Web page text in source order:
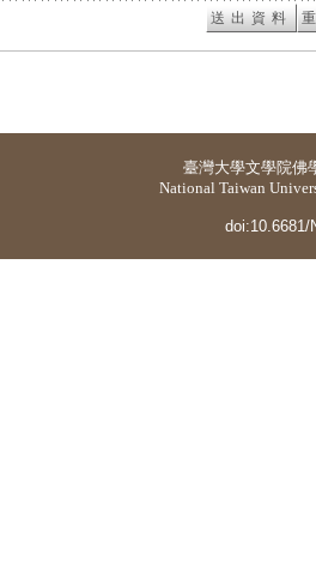
臺灣大學文學院佛
National Taiwan
doi:10.6681/